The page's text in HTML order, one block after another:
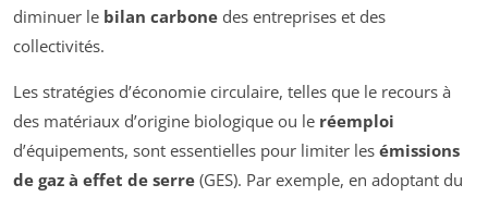
diminuer le bilan carbone des entreprises et des
collectivités.
Les stratégies d’économie circulaire, telles que le recours à
des matériaux d’origine biologique ou le réemploi
d’équipements, sont essentielles pour limiter les émissions
de gaz à effet de serre (GES). Par exemple, en adoptant du